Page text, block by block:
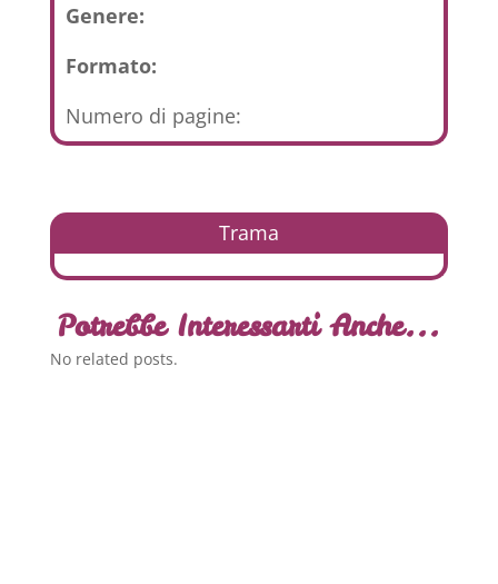
Genere:
Formato:
Numero di pagine:
Trama
Potrebbe Interessarti Anche...
No related posts.